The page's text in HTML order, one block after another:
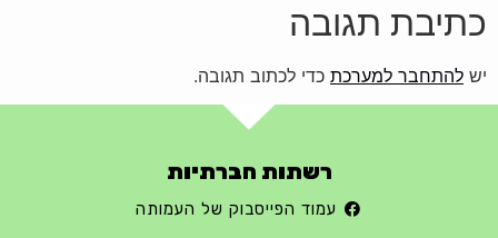
כתיבת תגובה
יש להתחבר למערכת כדי לכתוב תגובה.
רשתות חברתיות
עמוד הפייסבוק של העמותה